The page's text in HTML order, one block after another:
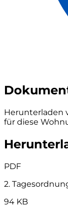
Herunterladen
für diese
PDF
94 KB